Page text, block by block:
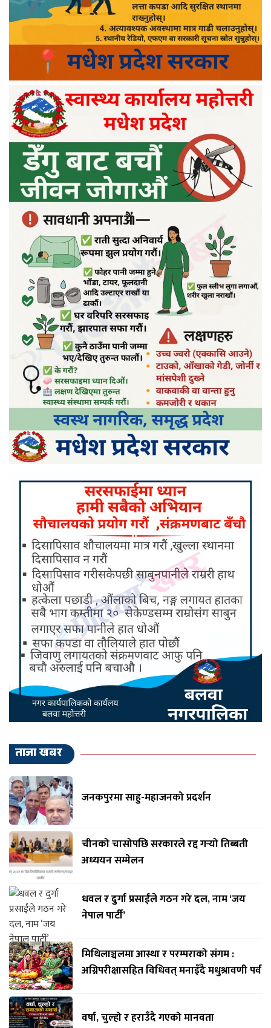
ताजा खबर
जनकपुरमा साहु-महाजनको प्रदर्शन
चीनको चासोपछि सरकारले रद्द गर्‍यो तिब्बती
अध्ययन सम्मेलन
धवल र दुर्गा प्रसाईंले गठन गरे दल, नाम ‘जय
नेपाल पार्टी’
मिथिलाञ्चलमा आस्था र परम्पराको संगम :
अग्निपरीक्षासहित विधिवत् मनाइँदै मधुश्रावणी पर्व
वर्षा, चुल्हो र हराउँदै गएको मानवता